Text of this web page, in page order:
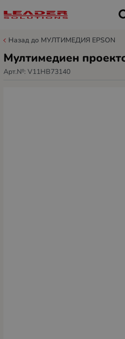
Назад до МУЛТИМЕДИЯ EPSON
Мултимедиен
Арт.№: V11HB73140